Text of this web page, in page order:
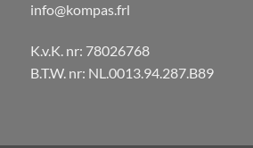
info@kompas.frl
K.v.K. nr: 78026768
B.T.W. nr: NL.0013.94.287.B89